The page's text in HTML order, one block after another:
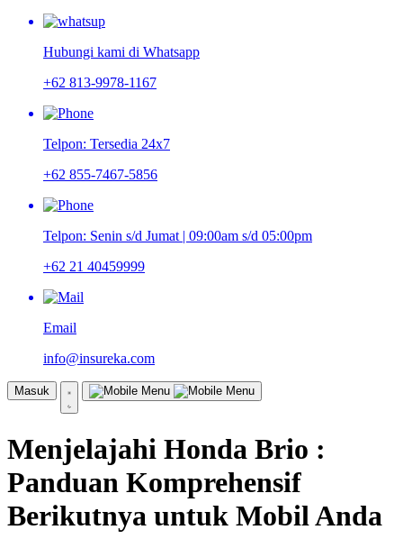
Hubungi kami di Whatsapp
+62 813-9978-1167
Telpon: Tersedia 24x7
+62 855-7467-5856
Telpon: Senin s/d Jumat | 09:00am s/d 05:00pm
+62 21 40459999
Email
info@insureka.com
Masuk
Menjelajahi Honda Brio :
Panduan Komprehensif
Berikutnya untuk Mobil Anda